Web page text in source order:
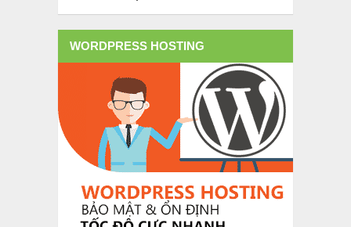
WORDPRESS HOSTING